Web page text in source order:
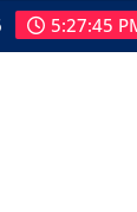
5:27:46